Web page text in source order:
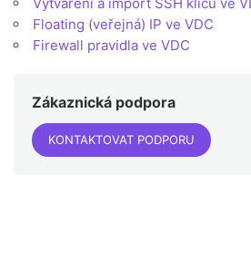
Floating (veřejná) IP ve VDC
Firewall pravidla ve VDC
Zákaznická podpora
KONTAKTOVAT PODPORU